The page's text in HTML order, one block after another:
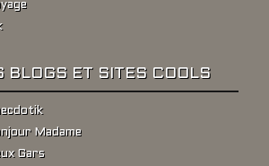
BLOGS ET SITES COOLS
Madame
Gars